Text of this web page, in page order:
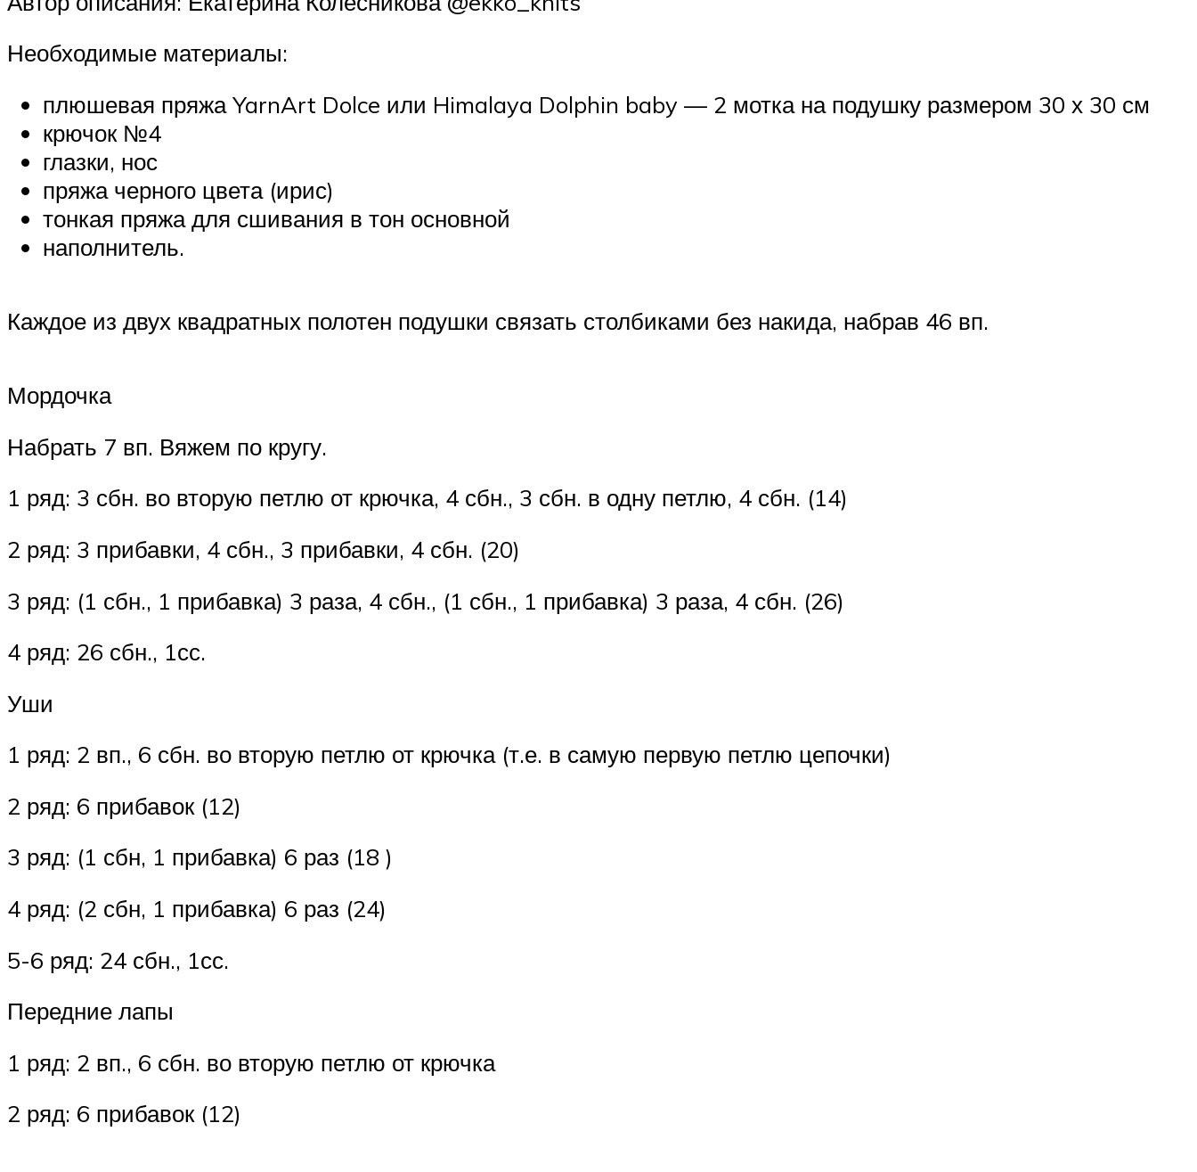
Необходимые материалы:
плюшевая пряжа YarnArt Dolce или Himalaya Dolphin baby — 2 мотка на подушку размером 30 х 30 см
крючок №4
глазки, нос
пряжа черного цвета (ирис)
тонкая пряжа для сшивания в тон основной
наполнитель.
Каждое из двух квадратных полотен подушки связать столбиками без накида, набрав 46 вп.
Мордочка
Набрать 7 вп. Вяжем по кругу.
1 ряд: 3 сбн. во вторую петлю от крючка, 4 сбн., 3 сбн. в одну петлю, 4 сбн. (14)
2 ряд: 3 прибавки, 4 сбн., 3 прибавки, 4 сбн. (20)
3 ряд: (1 сбн., 1 прибавка) 3 раза, 4 сбн., (1 сбн., 1 прибавка) 3 раза, 4 сбн. (26)
4 ряд: 26 сбн., 1сс.
Уши
1 ряд: 2 вп., 6 сбн. во вторую петлю от крючка (т.е. в самую первую петлю цепочки)
2 ряд: 6 прибавок (12)
3 ряд: (1 сбн, 1 прибавка) 6 раз (18 )
4 ряд: (2 сбн, 1 прибавка) 6 раз (24)
5-6 ряд: 24 сбн., 1сс.
Передние лапы
1 ряд: 2 вп., 6 сбн. во вторую петлю от крючка
2 ряд: 6 прибавок (12)